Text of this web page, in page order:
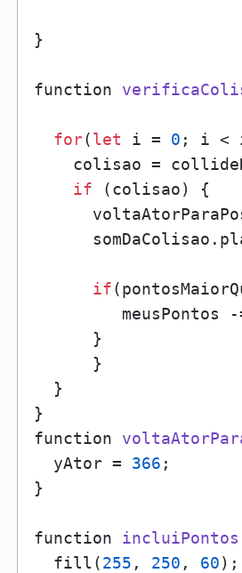
}
function
for(let i = 0 ; i <
colisao =
if (colisao) {
if
meusPontos
      }
      }
  }
function
  yAtor =
366 ;
}
function incluiPontos
  fill(
255 , 250 , 60);